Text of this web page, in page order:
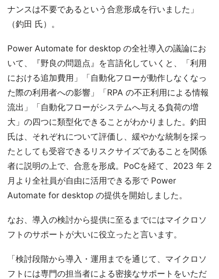
ナンスは不要であるという合意形成を行いました」
（釣田 氏）。
Power Automate for desktop の全社導入の議論にお
いて、『野良の問題点』を言語化していくと、「利用
における追加費用」「自動化フローが動作しなくなっ
た際の利用者への影響」「RPA の不正利用による情報
流出」「自動化フローがシステムへ与える負荷の増
大」の四つに類型化できることがわかりました。釣田
氏は、それぞれについて評価し、緩やかな統制を採っ
たとしても受容できるリスクサイズであることを関係
者に説明の上で、合意を形成。PoCを経て、2023 年 2
月より全社員が自由に活用できる形で Power
Automate for desktop の提供を開始しました。
なお、導入の検討から提供に至るまでにはマイクロソ
フトのサポートが大いに役立ったと言います。
「検討段階から導入・運用までを通じて、マイクロソ
フトには専門の担当者による密接なサポートをいただ